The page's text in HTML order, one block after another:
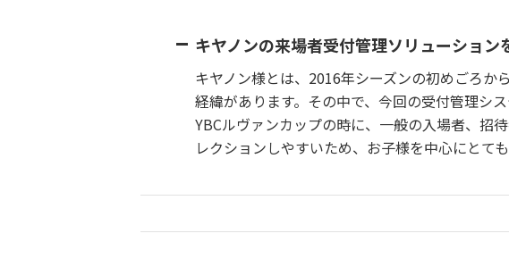
キヤノンの来場者受付管理ソリューション
キヤノン様とは、2016年シーズンの初めごろ
経緯があります。その中で、今回の受付管理シ
YBCルヴァンカップの時に、一般の入場者、招
レクションしやすいため、お子様を中心にとて